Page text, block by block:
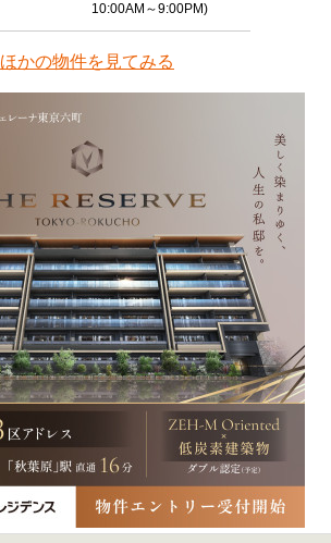
10:00AM～9:00PM)
ほかの物件を見てみる